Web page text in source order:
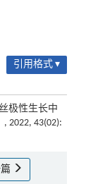
引用格式 ▾
极性生长中
, 2022, 43(02):
篇